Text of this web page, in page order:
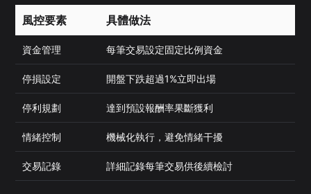
風控要素 具體做法
資金管理 每筆交易設定固定比例資金
停損設定 開盤下跌超過1%立即出場
停利規劃 達到預設報酬率果斷獲利
情緒控制 機械化執行，避免情緒干擾
交易記錄 詳細記錄每筆交易供後續檢討